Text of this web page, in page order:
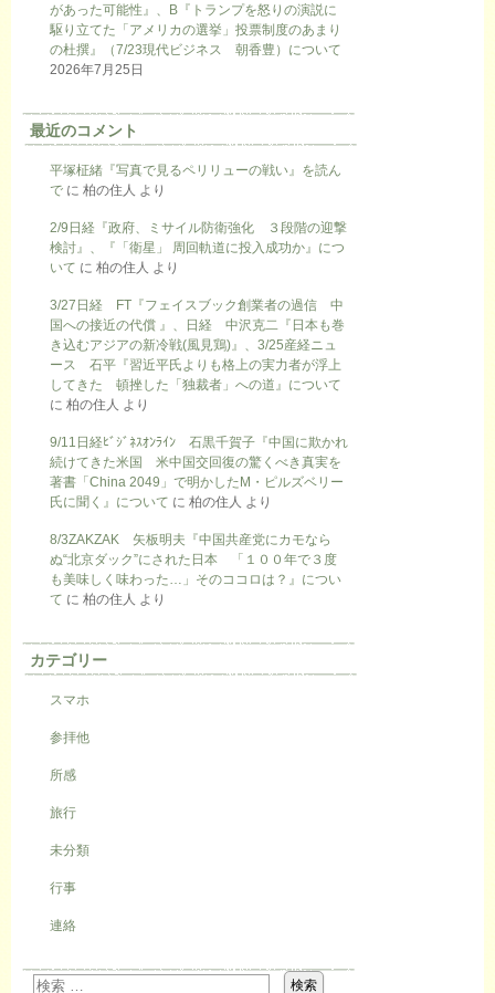
があった可能性』、B『トランプを怒りの演説に
駆り立てた「アメリカの選挙」投票制度のあまり
の杜撰』（7/23現代ビジネス 朝香豊）について
2026年7月25日
最近のコメント
平塚柾緒『写真で見るペリリューの戦い』を読ん
で に 柏の住人 より
2/9日経『政府、ミサイル防衛強化 ３段階の迎撃
検討』、『「衛星」 周回軌道に投入成功か』につ
いて に 柏の住人 より
3/27日経 FT『フェイスブック創業者の過信 中
国への接近の代償 』、日経 中沢克二『日本も巻
き込むアジアの新冷戦(風見鶏)』、3/25産経ニュ
ース 石平『習近平氏よりも格上の実力者が浮上
してきた 頓挫した「独裁者」への道』について
に 柏の住人 より
9/11日経ﾋﾞｼﾞﾈｽｵﾝﾗｲﾝ 石黒千賀子『中国に欺かれ
続けてきた米国 米中国交回復の驚くべき真実を
著書「China 2049」で明かしたM・ピルズベリー
氏に聞く』について に 柏の住人 より
8/3ZAKZAK 矢板明夫『中国共産党にカモなら
ぬ“北京ダック”にされた日本 「１００年で３度
も美味しく味わった…」そのココロは？』につい
て に 柏の住人 より
カテゴリー
スマホ
参拝他
所感
旅行
未分類
行事
連絡